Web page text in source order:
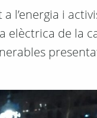
l’energia i
elèctrica de la